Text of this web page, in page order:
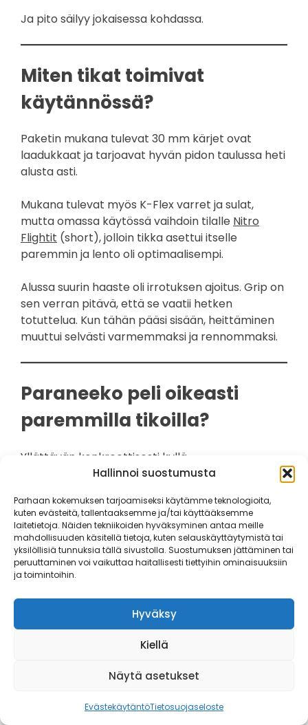
Hallinnoi suostumusta
Parhaan kokemuksen tarjoamiseksi käytämme teknologioita,
kuten evästeitä, tallentaaksemme ja/tai käyttääksemme
laitetietoja. Näiden tekniikoiden hyväksyminen antaa meille
mahdollisuuden käsitellä tietoja, kuten selauskäyttäytymistä tai
yksilöllisiä tunnuksia tällä sivustolla. Suostumuksen jättäminen tai
peruuttaminen voi vaikuttaa haitallisesti tiettyihin ominaisuuksiin
ja toimintoihin.
Hyväksy
Kiellä
Näytä asetukset
EvästekäytäntöTietosuojaseloste
Ja pito säilyy jokaisessa kohdassa.
Miten tikat toimivat
käytännössä?
Paketin mukana tulevat 30 mm kärjet ovat
laadukkaat ja tarjoavat hyvän pidon taulussa heti
alusta asti.
Mukana tulevat myös K-Flex varret ja sulat,
mutta omassa käytössä vaihdoin tilalle Nitro
Flightit (short), jolloin tikka asettui itselle
paremmin ja lento oli optimaalisempi.
Alussa suurin haaste oli irrotuksen ajoitus. Grip on
sen verran pitävä, että se vaatii hetken
totuttelua. Kun tähän pääsi sisään, heittäminen
muuttui selvästi varmemmaksi ja rennommaksi.
Paraneeko peli oikeasti
paremmilla tikoilla?
Yllättävän konkreettisesti kyllä.
Heitot alkoivat osua tasaisemmin ja erityisesti
viimeistelytilanteissa varmuus kasvoi.
Kyse ei ole siitä, että tikka tekisi työn puolestasi,
vaan siitä, että:
tikka käyttäytyy tasaisesti
irrotus on toistettavampi
virhemarginaali pienenee
Onko Target Japan
hintansa arvoinen?